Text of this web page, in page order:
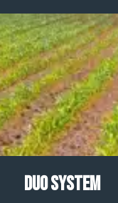
Duo System